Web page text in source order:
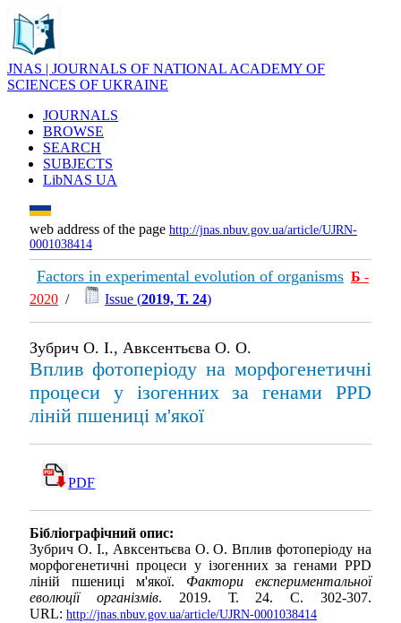
JNAS | JOURNALS OF NATIONAL ACADEMY OF
SCIENCES OF UKRAINE
JOURNALS
BROWSE
SEARCH
SUBJECTS
LibNAS UA
web address of the page http://jnas.nbuv.gov.ua/article/UJRN-
0001038414
Factors in experimental evolution of organisms Б -
2020 / Issue (2019, Т. 24)
Зубрич О. І., Авксентьєва О. О.
Вплив фотоперіоду на морфогенетичні
процеси у ізогенних за генами PPD
ліній пшениці м'якої
PDF
Бібліографічний опис:
Зубрич О. І., Авксентьєва О. О. Вплив фотоперіоду на
морфогенетичні процеси у ізогенних за генами PPD
ліній пшениці м'якої. Фактори експериментальної
еволюції організмів. 2019. Т. 24. С. 302-307.
URL: http://jnas.nbuv.gov.ua/article/UJRN-0001038414